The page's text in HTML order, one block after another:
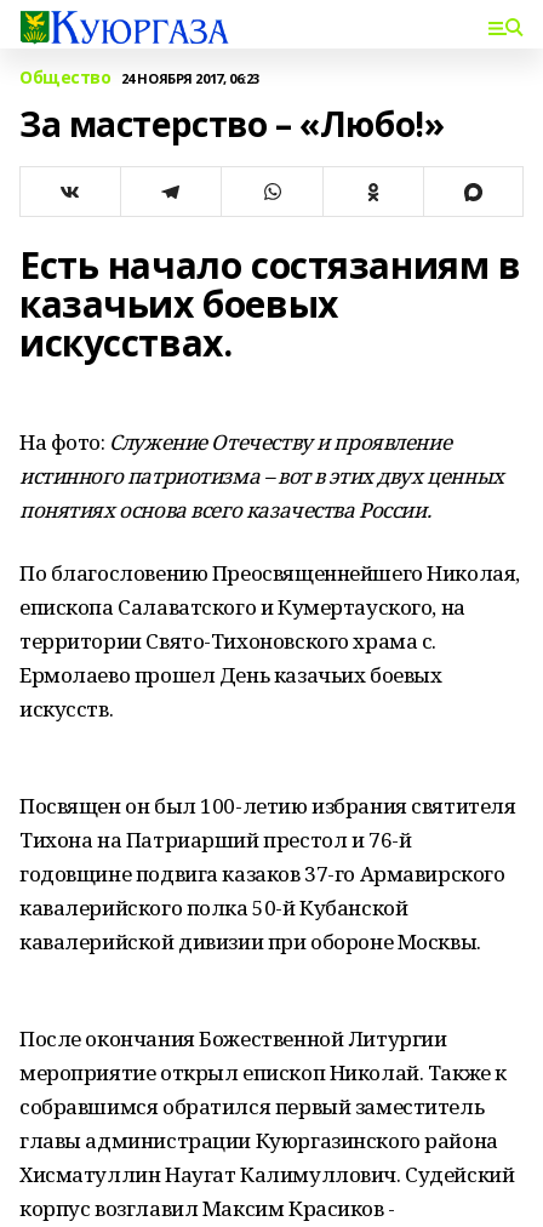
Общество 24 НОЯБРЯ 2017, 06:23
За мастерство – «Любо!»
Есть начало состязаниям в
казачьих боевых
искусствах.
На фото: Служение Отечеству и проявление
истинного патриотизма – вот в этих двух ценных
понятиях основа всего казачества России.
По благословению Преосвященнейшего Николая,
епископа Салаватского и Кумертауского, на
территории Свято-Тихоновского храма с.
Ермолаево прошел День казачьих боевых
искусств.
Посвящен он был 100-летию избрания святителя
Тихона на Патриарший престол и 76-й
годовщине подвига казаков 37-го Армавирского
кавалерийского полка 50-й Кубанской
кавалерийской дивизии при обороне Москвы.
После окончания Божественной Литургии
мероприятие открыл епископ Николай. Также к
собравшимся обратился первый заместитель
главы администрации Куюргазинского района
Хисматуллин Наугат Калимуллович. Судейский
корпус возглавил Максим Красиков -